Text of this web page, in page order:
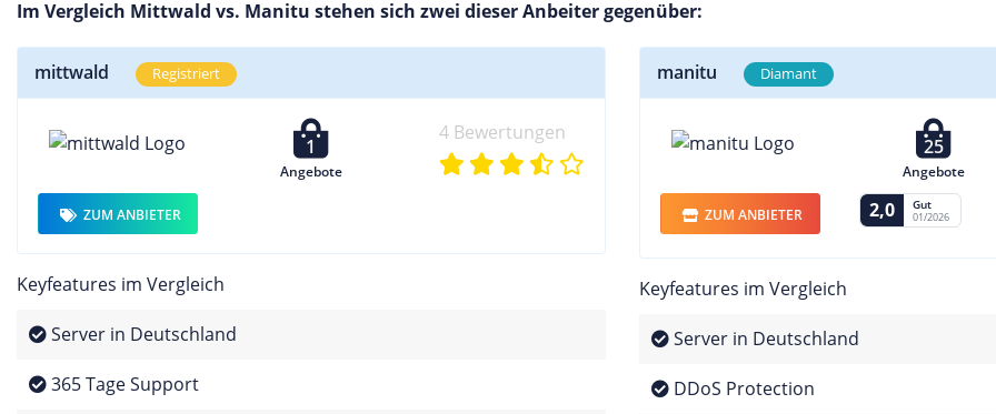
Im Vergleich Mittwald vs. Manitu stehen sich zwei dieser Anbeiter gegenüber:
mittwald Registriert
1
Angebote
4 Bewertungen
ZUM ANBIETER
Keyfeatures im Vergleich
Server in Deutschland
365 Tage Support
manitu Diamant
25
Angebote
ZUM ANBIETER 2,0 Gut
01/2026
Keyfeatures im Vergleich
Server in Deutschland
DDoS Protection